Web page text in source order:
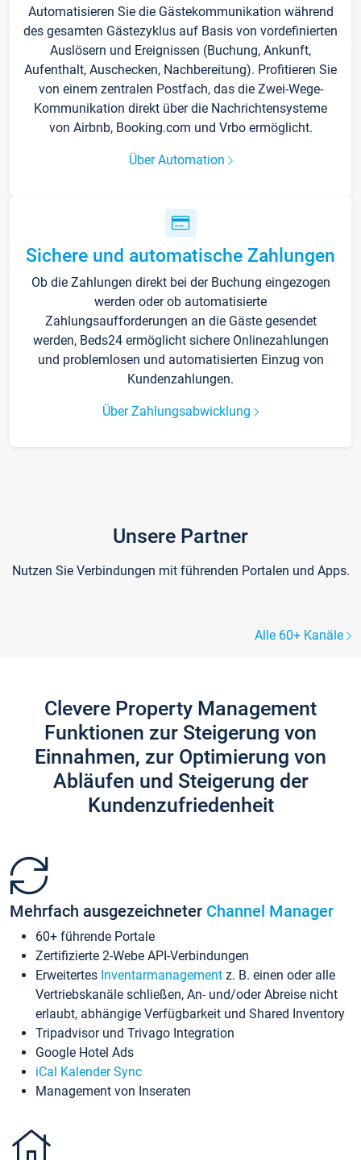
Automatisieren Sie die Gästekommunikation während
des gesamten Gästezyklus auf Basis von vordefinierten
Auslösern und Ereignissen (Buchung, Ankunft,
Aufenthalt, Auschecken, Nachbereitung). Profitieren Sie
von einem zentralen Postfach, das die Zwei-Wege-
Kommunikation direkt über die Nachrichtensysteme
von Airbnb, Booking.com und Vrbo ermöglicht.
Über Automation
Sichere und automatische Zahlungen
Ob die Zahlungen direkt bei der Buchung eingezogen
werden oder ob automatisierte
Zahlungsaufforderungen an die Gäste gesendet
werden, Beds24 ermöglicht sichere Onlinezahlungen
und problemlosen und automatisierten Einzug von
Kundenzahlungen.
Über Zahlungsabwicklung
Unsere Partner
Nutzen Sie Verbindungen mit führenden Portalen und Apps.
Alle 60+ Kanäle
Clevere Property Management
Funktionen zur Steigerung von
Einnahmen, zur Optimierung von
Abläufen und Steigerung der
Kundenzufriedenheit
Mehrfach ausgezeichneter Channel Manager
60+ führende Portale
Zertifizierte 2-Webe API-Verbindungen
Erweitertes Inventarmanagement z. B. einen oder alle
Vertriebskanäle schließen, An- und/oder Abreise nicht
erlaubt, abhängige Verfügbarkeit und Shared Inventory
Tripadvisor und Trivago Integration
Google Hotel Ads
iCal Kalender Sync
Management von Inseraten